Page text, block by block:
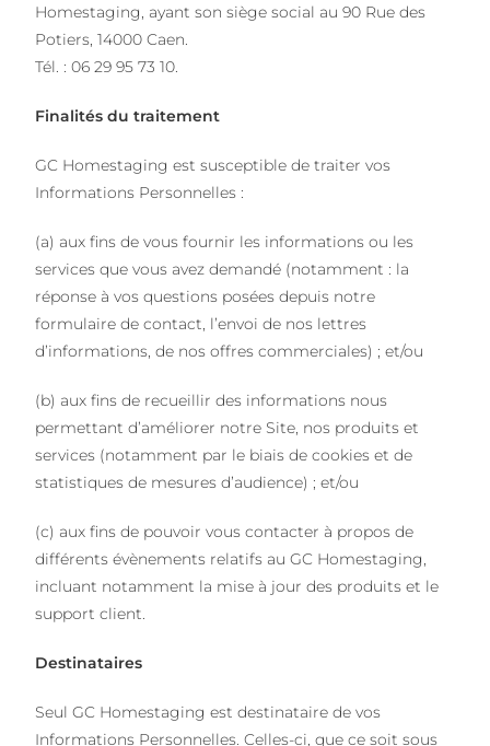
Homestaging, ayant son siège social au 90 Rue des
Potiers, 14000 Caen.
Tél. : 06 29 95 73 10.
Finalités du traitement
GC Homestaging est susceptible de traiter vos
Informations Personnelles :
(a) aux fins de vous fournir les informations ou les
services que vous avez demandé (notamment : la
réponse à vos questions posées depuis notre
formulaire de contact, l’envoi de nos lettres
d’informations, de nos offres commerciales) ; et/ou
(b) aux fins de recueillir des informations nous
permettant d’améliorer notre Site, nos produits et
services (notamment par le biais de cookies et de
statistiques de mesures d’audience) ; et/ou
(c) aux fins de pouvoir vous contacter à propos de
différents évènements relatifs au GC Homestaging,
incluant notamment la mise à jour des produits et le
support client.
Destinataires
Seul GC Homestaging est destinataire de vos
Informations Personnelles. Celles-ci, que ce soit sous